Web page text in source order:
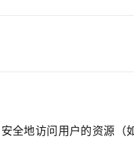
全地访问用户的资源（